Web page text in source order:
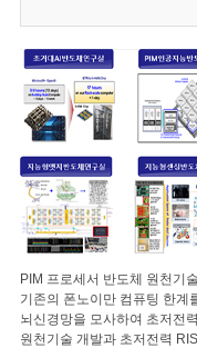
PIM 프로세서 반도체 원천기
기존의 폰노이만 컴퓨팅 한계
뇌신경망을 모사하여 초저전
원천기술 개발과 초저전력